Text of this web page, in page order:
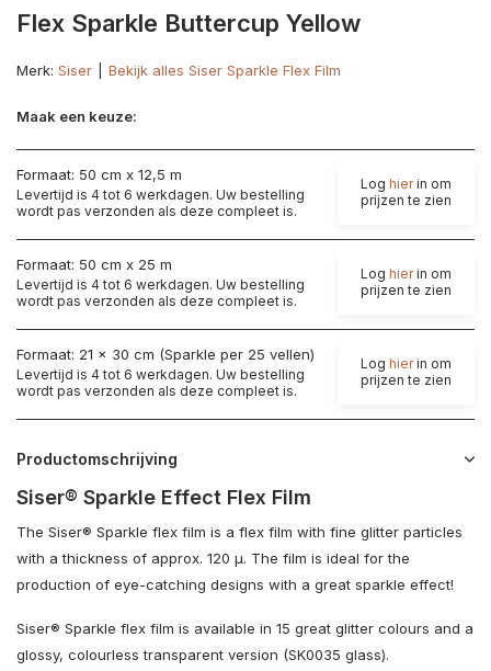
Flex Sparkle Buttercup Yellow
Merk: Siser Bekijk alles Siser Sparkle Flex Film
Maak een keuze:
Formaat: 50 cm x 12,5 m
Levertijd is 4 tot 6 werkdagen. Uw bestelling
wordt pas verzonden als deze compleet is.
Log hierin om
prijzen te zien
Formaat: 50 cm x 25 m
Levertijd is 4 tot 6 werkdagen. Uw bestelling
wordt pas verzonden als deze compleet is.
Log hierin om
prijzen te zien
Formaat: 21 x 30 cm (Sparkle per 25 vellen)
Levertijd is 4 tot 6 werkdagen. Uw bestelling
wordt pas verzonden als deze compleet is.
Log hierin om
prijzen te zien
Productomschrijving
Siser® Sparkle Effect Flex Film
The Siser® Sparkle flex film is a flex film with fine glitter particles
with a thickness of approx. 120 µ. The film is ideal for the
production of eye-catching designs with a great sparkle effect!
Siser® Sparkle flex film is available in 15 great glitter colours and a
glossy, colourless transparent version (SK0035 glass).